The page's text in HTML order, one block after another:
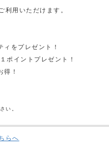
利用いただけます。
をプレゼント！
ポイントプレゼント！
！
い。
らへ